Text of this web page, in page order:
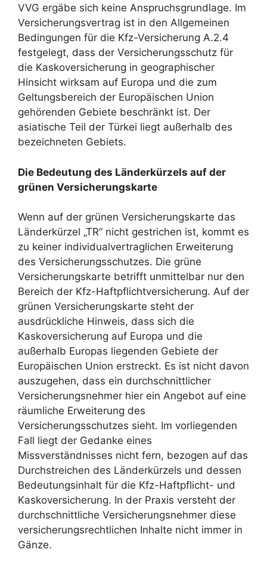
VVG ergäbe sich keine Anspruchsgrundlage. Im
Versicherungsvertrag ist in den Allgemeinen
Bedingungen für die Kfz-Versicherung A.2.4
festgelegt, dass der Versicherungsschutz für
die Kaskoversicherung in geographischer
Hinsicht wirksam auf Europa und die zum
Geltungsbereich der Europäischen Union
gehörenden Gebiete beschränkt ist. Der
asiatische Teil der Türkei liegt außerhalb des
bezeichneten Gebiets.
Die Bedeutung des Länderkürzels auf der
grünen Versicherungskarte
Wenn auf der grünen Versicherungskarte das
Länderkürzel „TR“ nicht gestrichen ist, kommt es
zu keiner individualvertraglichen Erweiterung
des Versicherungsschutzes. Die grüne
Versicherungskarte betrifft unmittelbar nur den
Bereich der Kfz-Haftpflichtversicherung. Auf der
grünen Versicherungskarte steht der
ausdrückliche Hinweis, dass sich die
Kaskoversicherung auf Europa und die
außerhalb Europas liegenden Gebiete der
Europäischen Union erstreckt. Es ist nicht davon
auszugehen, dass ein durchschnittlicher
Versicherungsnehmer hier ein Angebot auf eine
räumliche Erweiterung des
Versicherungsschutzes sieht. Im vorliegenden
Fall liegt der Gedanke eines
Missverständnisses nicht fern, bezogen auf das
Durchstreichen des Länderkürzels und dessen
Bedeutungsinhalt für die Kfz-Haftpflicht- und
Kaskoversicherung. In der Praxis versteht der
durchschnittliche Versicherungsnehmer diese
versicherungsrechtlichen Inhalte nicht immer in
Gänze.